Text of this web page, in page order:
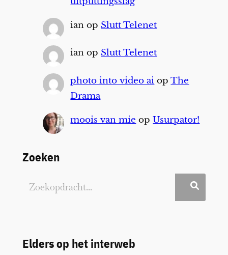
ian op Slutt Telenet
ian op Slutt Telenet
photo into video ai opThe
Drama
moois van mie opUsurpator!
Zoeken
Elders op het interweb